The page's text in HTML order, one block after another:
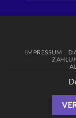
IMPRESSUM